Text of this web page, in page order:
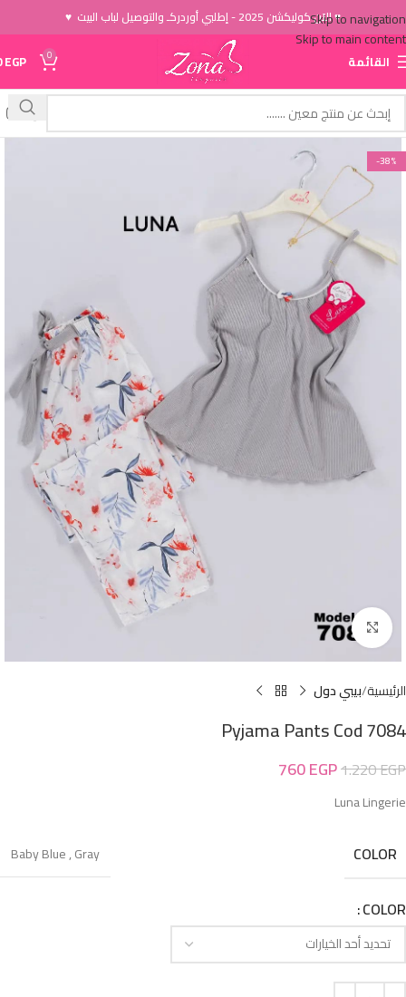
Skip to navigation
Skip to main content
♥ الاَن كوليكشن 2025 - إطلبي أوردركـ والتوصيل لباب البيت ♥
القائمة 0
EGP
-38%
Click to enlarge
الرئيسية بيبي دول
Pyjama Pants Cod 7084
1.220EGP
760EGP
Luna Lingerie
COLOR
Baby Blue,Gray
COLOR